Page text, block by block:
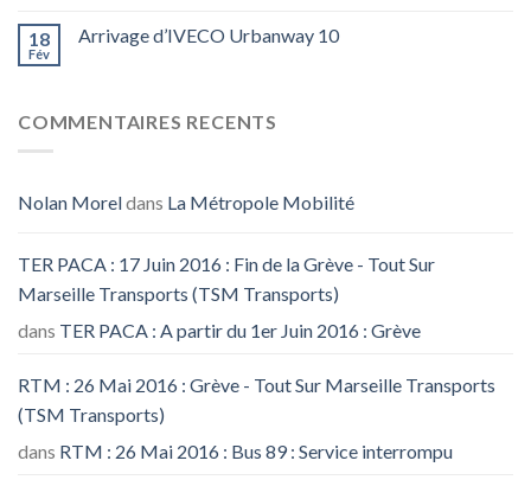
18
Fév
Arrivage d’IVECO Urbanway 10
COMMENTAIRES RECENTS
Nolan Moreldans La Métropole Mobilité
TER PACA : 17 Juin 2016 : Fin de la Grève - Tout Sur
Marseille Transports (TSM Transports)
dans TER PACA : A partir du 1er Juin 2016 : Grève
RTM : 26 Mai 2016 : Grève - Tout Sur Marseille Transports
(TSM Transports)
dans RTM : 26 Mai 2016 : Bus 89 : Service interrompu